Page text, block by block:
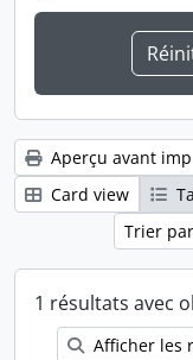
Aperçu avant
Card view
Trier
1 résultats avec
Afficher les